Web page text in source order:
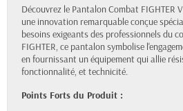
Découvrez le Pantalon Combat FIGHTER
une innovation remarquable conçue
besoins exigeants des professionnels du
FIGHTER, ce pantalon symbolise
en fournissant un équipement qui allie
fonctionnalité, et technicité.
Points Forts du Produit :